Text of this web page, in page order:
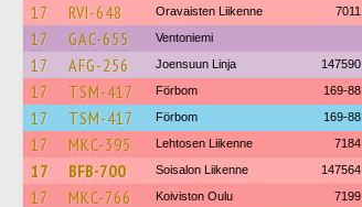
17 RVI-648 Oravaisten Liikenne 7011
17 GAC-655 Ventoniemi
17 AFG-256 Joensuun Linja 147590
17 TSM-417 Förbom 169-88
17 TSM-417 Förbom 169-88
17 MKC-395 Lehtosen Liikenne 7184
17 BFB-700 Soisalon Liikenne 147564
17 MKC-766 Koiviston Oulu 7199